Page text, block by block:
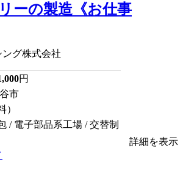
ーの製造《お仕事
グ株式会社
円
市
）
/ 電子部品系工場 / 交替制
詳細を表示